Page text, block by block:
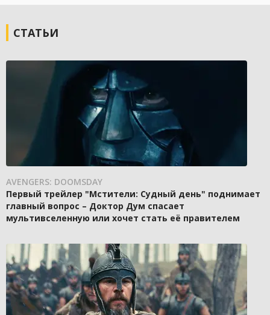
СТАТЬИ
AVENGERS: DOOMSDAY
Первый трейлер "Мстители: Судный день" поднимает
главный вопрос – Доктор Дум спасает
мультивселенную или хочет стать её правителем